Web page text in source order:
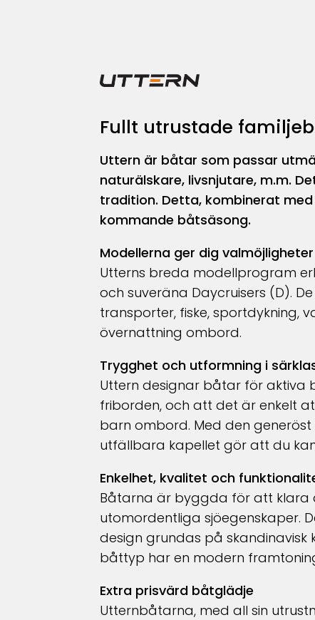
Fullt utrustade
Uttern är båtar som passar
naturälskare, livsnjutare, m.m.
tradition. Detta, kombinerat
kommande båtsäsong.
Modellerna ger dig valmöjligheter
Utterns breda modellprogram
och suveräna Daycruisers (D).
transporter, fiske, sportdykning,
övernattning ombord.
Trygghet och utformning i
Uttern designar båtar för aktiva
friborden, och att det är enkelt
barn ombord. Med den
utfällbara kapellet gör att du
Enkelhet, kvalitet och
Båtarna är byggda för att klara
utomordentliga sjöegenskaper.
design grundas på skandinavisk
båttyp har en modern
Extra prisvärd båtglädje
Utternbåtarna, med all sin